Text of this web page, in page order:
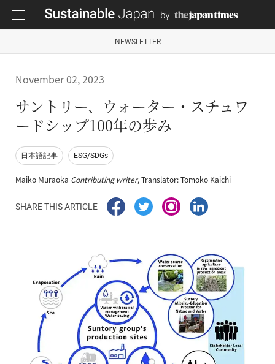
NEWSLETTER
November 02, 2023
サントリー、ウォーター・スチュワ
ードシップ100年の歩み
日本語記事 ESG/SDGs
Maiko Muraoka Contributing writer, Translator: Tomoko Kaichi
SHARE THIS ARTICLE